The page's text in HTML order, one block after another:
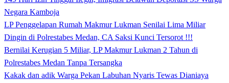
Negara Kamboja
LP Penggelapan Rumah Makmur Lukman Senilai Lima Miliar
Dingin di Polrestabes Medan, CA Saksi Kunci Tersorot !!!
Bernilai Kerugian 5 Miliar, LP Makmur Lukman 2 Tahun di
Polrestabes Medan Tanpa Tersangka
Kakak dan adik Warga Pekan Labuhan Nyaris Tewas Dianiaya